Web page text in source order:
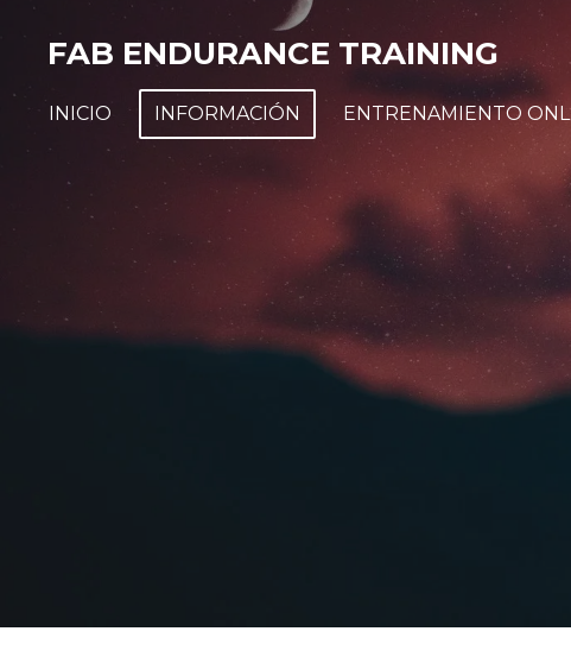
contenido
principal
FAB ENDURANCE TRAINING
INICIO INFORMACIÓN ENTRENAMIENTO